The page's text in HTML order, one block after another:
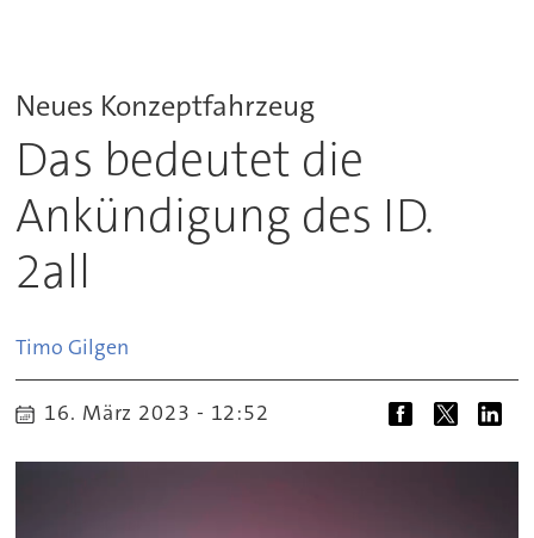
Neues Konzeptfahrzeug
Das bedeutet die
Ankündigung des ID.
2all
Timo Gilgen
16. März 2023 - 12:52